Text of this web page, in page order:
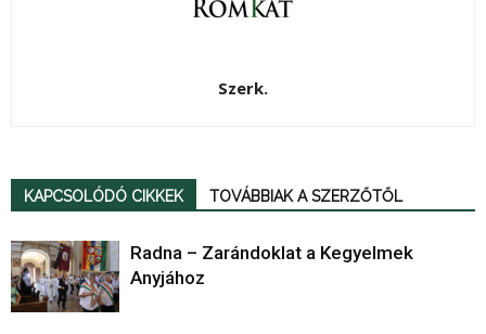
Szerk.
KAPCSOLÓDÓ CIKKEK TOVÁBBIAK A SZERZŐTŐL
Radna – Zarándoklat a Kegyelmek
Anyjához